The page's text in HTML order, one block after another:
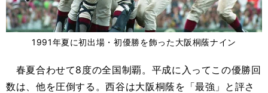
1991年夏に初出場・初優勝を飾った大阪桐蔭ナイン
春夏合わせて8度の全国制覇。平成に入ってこの優勝回
数は、他を圧倒する。西谷は大阪桐蔭を「最強」と評さ